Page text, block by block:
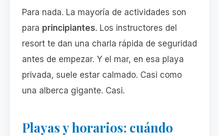
Para nada. La mayoría de actividades son
para principiantes. Los instructores del
resort te dan una charla rápida de seguridad
antes de empezar. Y el mar, en esa playa
privada, suele estar calmado. Casi como
una alberca gigante. Casi.
Playas y horarios: cuándo